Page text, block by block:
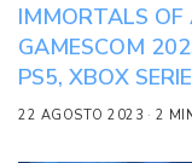
IMMORTALS
GAMESCOM
PS5, XBOX
22 AGOSTO 2023 2